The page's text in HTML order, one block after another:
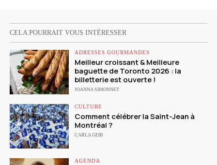
CELA POURRAIT VOUS INTÉRESSER
ADRESSES GOURMANDES
Meilleur croissant & Meilleure
baguette de Toronto 2026 : la
billetterie est ouverte !
JOANNA SIMONNET
CULTURE
Comment célébrer la Saint-Jean à
Montréal ?
CARLA GEIB
AGENDA